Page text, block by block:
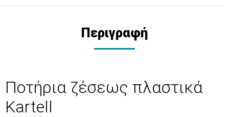
Περιγραφή
Ποτήρια ζέσεως πλαστικά
Kartell